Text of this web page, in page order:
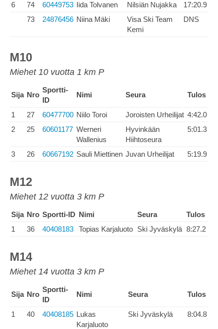
6 74 60449753 Iida Tolvanen Nilsiän Nujakka
17:20.9
73
24876456 Niina Mäki
Visa Ski Team
Kemi
DNS
M10
Miehet 10 vuotta 1 km P
Sija Nro
Sportti-
ID
Nimi Seura Tulos
1 27 60477700 Niilo Toroi Joroisten Urheilijat 4:42.0
2
25 60601177 Werneri
Wallenius
Hyvinkään
Hiihtoseura
5:01.3
3 26 60667192 Sauli Miettinen Juvan Urheilijat 5:19.9
M12
Miehet 12 vuotta 3 km P
Sija Nro Sportti-ID Nimi Seura
Tulos
1
36 40408183 Topias Karjaluoto Ski Jyväskylä 8:27.2
M14
Miehet 14 vuotta 3 km P
Sija Nro
Sportti-
ID
Nimi Seura Tulos
1 40 40408185 Lukas
Karjaluoto
Ski Jyväskylä 8:04.8